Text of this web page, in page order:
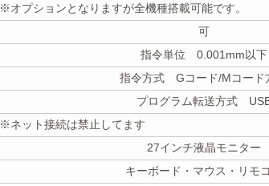
※オプションとなりますが全機種搭載可能です。
可
指令単位 0.001mm以下
指令方式 Gコード/Mコード
プログラム転送方式
※ネット接続は禁止してます
27インチ液晶モニター
キーボード・マウス・リモ